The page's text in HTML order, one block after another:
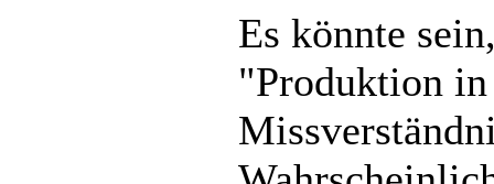
Es könnte
"Produktion in